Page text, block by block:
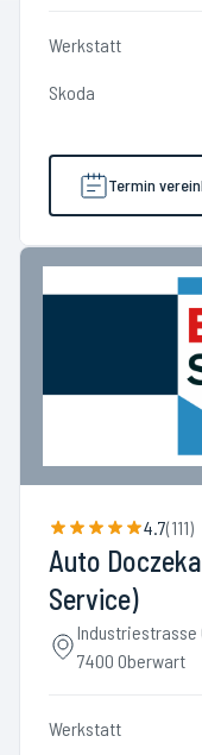
Werkstatt
Skoda
Termin
4.7(111)
Auto
Service)
Industriestrasse
7400 Oberwart
Werkstatt